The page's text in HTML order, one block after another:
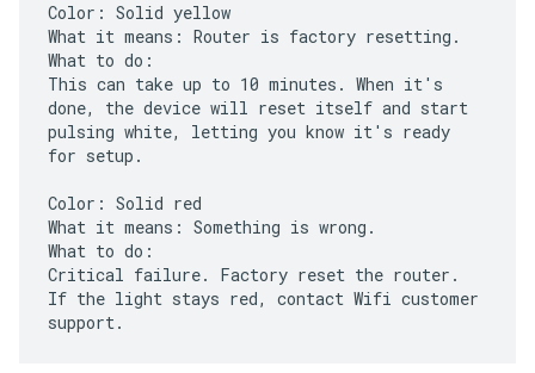
Color: Solid yellow
What it means: Router is factory resetting.
What to do:
This can take up to 10 minutes. When it's
done, the device will reset itself and start
pulsing white, letting you know it's ready
for setup.
Color: Solid red
What it means: Something is wrong.
What to do:
Critical failure. Factory reset the router.
If the light stays red, contact Wifi customer